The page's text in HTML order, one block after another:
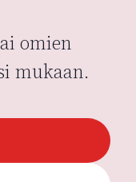
omien
mukaan.